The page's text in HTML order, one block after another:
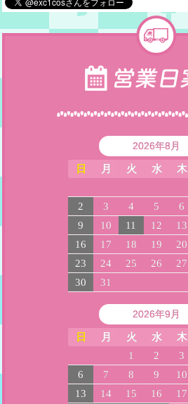
2026年8月
日 月 火 水 木
2
3 4 5 6
9
10 11 12 13
16
17 18 19 20
23 24 25 26 27
30 31
2026年9月
日 月 火 水 木
1 2 3
6
7 8 9 10
13
14 15 16 17